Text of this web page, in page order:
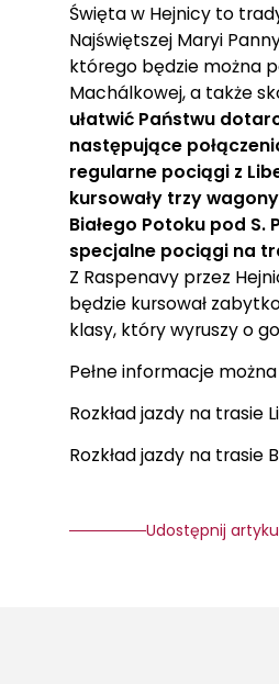
Święta w Hejnicy to
Najświętszej Maryi
którego będzie można
Machálkowej, a także
ułatwić Państwu
następujące
regularne pociągi z
kursowały trzy
Białego Potoku pod
specjalne pociągi na
Z Raspenavy przez
będzie kursował
klasy, który wyruszy o
Pełne informacje
Rozkład jazdy na
Rozkład jazdy na
Udostępnij